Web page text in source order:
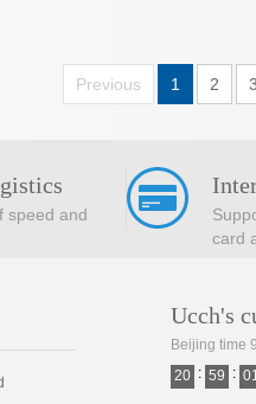
Previous 1 2 3
speed and
card
Ucch's
Beijing time
20 : 59 :